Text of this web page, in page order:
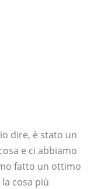
dire, è stato un
e ci abbiamo
fatto un ottimo
cosa più